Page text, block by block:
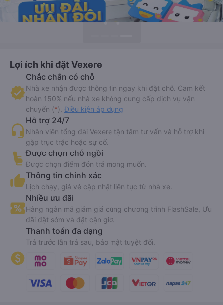
Lợi ích khi đặt Vexere
Chắc chắn có chỗ
Nhà xe nhận được thông tin ngay khi đặt chỗ. Cam kết
hoàn 150% nếu nhà xe không cung cấp dịch vụ vận
chuyển (*). Điều kiện áp dụng
Hỗ trợ 24/7
Nhân viên tổng đài Vexere tận tâm tư vấn và hỗ trợ khi
gặp trục trặc hoặc sự cố.
Được chọn chỗ ngồi
Được chọn điểm đón trả mong muốn.
Thông tin chính xác
Lịch chạy, giá vé cập nhật liên tục từ nhà xe.
Nhiều ưu đãi
Hàng ngàn mã giảm giá cùng chương trình FlashSale, Ưu
đãi đặt sớm và đặt cận giờ.
Thanh toán đa dạng
Trả trước lẫn trả sau, bảo mật tuyệt đối.